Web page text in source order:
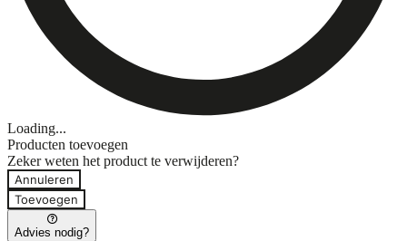
Loading...
Producten toevoegen
Zeker weten het product te verwijderen?
Annuleren
Toevoegen
Advies nodig?